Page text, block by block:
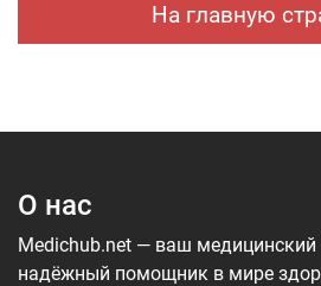
На главную
О нас
Medichub.net — ваш медицинский
надёжный помощник в мире